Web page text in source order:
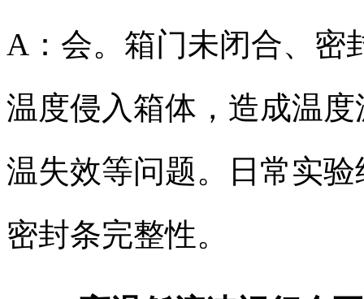
A：会。箱门未闭合、密
温度侵入箱体，造成温
温失效等问题。日常实
密封条完整性。